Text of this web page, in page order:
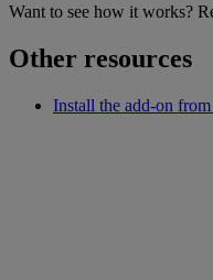
Want to see how it works?
Other resources
Install the add-on